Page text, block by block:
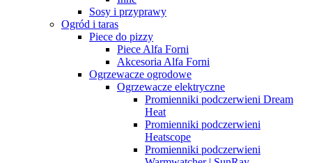
Sosy i przyprawy
Ogród i taras
Piece do pizzy
Piece Alfa Forni
Akcesoria Alfa Forni
Ogrzewacze ogrodowe
Ogrzewacze elektryczne
Promienniki podczerwieni Dream
Heat
Promienniki podczerwieni
Heatscope
Promienniki podczerwieni